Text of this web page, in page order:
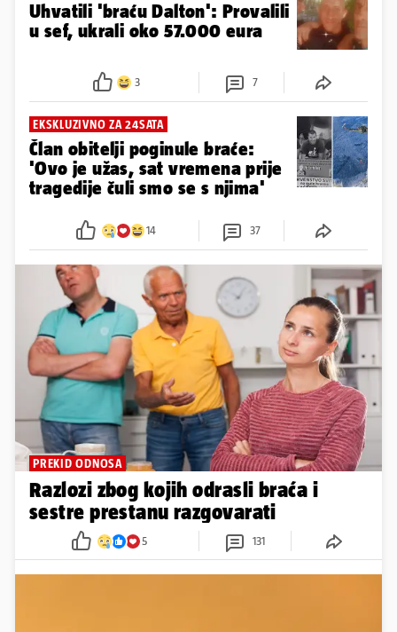
Uhvatili 'braću Dalton': Provalili
u sef, ukrali oko 57.000 eura
3 7
EKSKLUZIVNO ZA 24SATA
Član obitelji poginule braće:
'Ovo je užas, sat vremena prije
tragedije čuli smo se s njima'
14 37
PREKID ODNOSA
Razlozi zbog kojih odrasli braća i
sestre prestanu razgovarati
5 131